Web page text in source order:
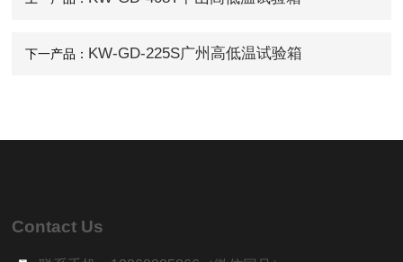
下一产品： KW-GD-225S广州高低温试验箱
Contact Us